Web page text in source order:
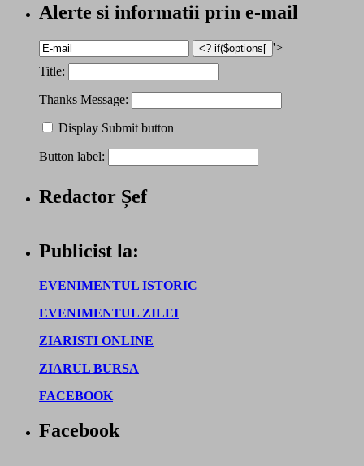
Alerte si informatii prin e-mail
'>
Title:
Thanks Message:
Display Submit button
Button label:
Redactor Șef
Publicist la:
EVENIMENTUL ISTORIC
EVENIMENTUL ZILEI
ZIARISTI ONLINE
ZIARUL BURSA
FACEBOOK
Facebook